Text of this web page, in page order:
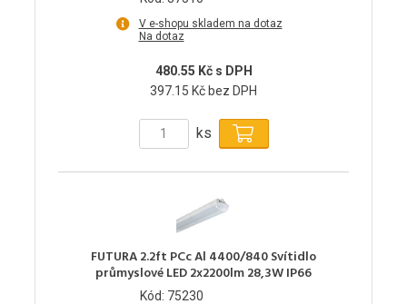
V e-shopu skladem na dotaz
Na dotaz
480.55 Kč s DPH
397.15 Kč bez DPH
ks
FUTURA 2.2ft PCc Al 4400/840 Svítidlo
průmyslové LED 2x2200lm 28,3W IP66
Kód: 75230